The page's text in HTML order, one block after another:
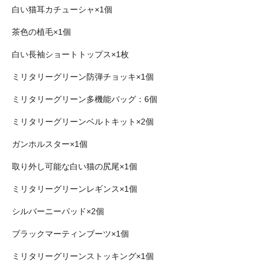
白い猫耳カチューシャ×1個
茶色の植毛×1個
白い長袖ショートトップス×1枚
ミリタリーグリーン防弾チョッキ×1個
ミリタリーグリーン多機能バッグ：6個
ミリタリーグリーンベルトキット×2個
ガンホルスター×1個
取り外し可能な白い猫の尻尾×1個
ミリタリーグリーンレギンス×1個
シルバーニーパッド×2個
ブラックマーティンブーツ×1個
ミリタリーグリーンストッキング×1個